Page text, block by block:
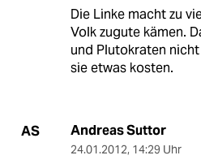
Die Linke macht zu
Volk zugute kämen.
und Plutokraten
sie etwas kosten.
AS Andreas Suttor
24.01.2012, 14:29 Uhr